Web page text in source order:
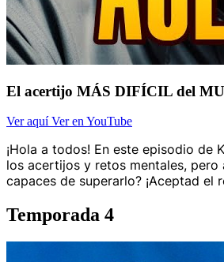
El acertijo MÁS DIFÍCIL del
Ver aquíVer en YouTube
¡Hola a todos! En este episodio de
los acertijos y retos mentales, pero
capaces de superarlo? ¡Aceptad el
Temporada 4